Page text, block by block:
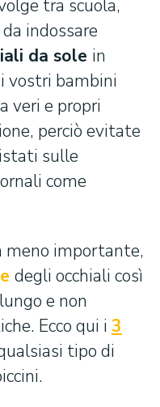
tra scuola,
indossare
da sole in
vostri bambini
veri e propri
perciò evitate
sulle
come
meno importante,
degli occhiali così
e non
Ecco qui i 3
tipo di